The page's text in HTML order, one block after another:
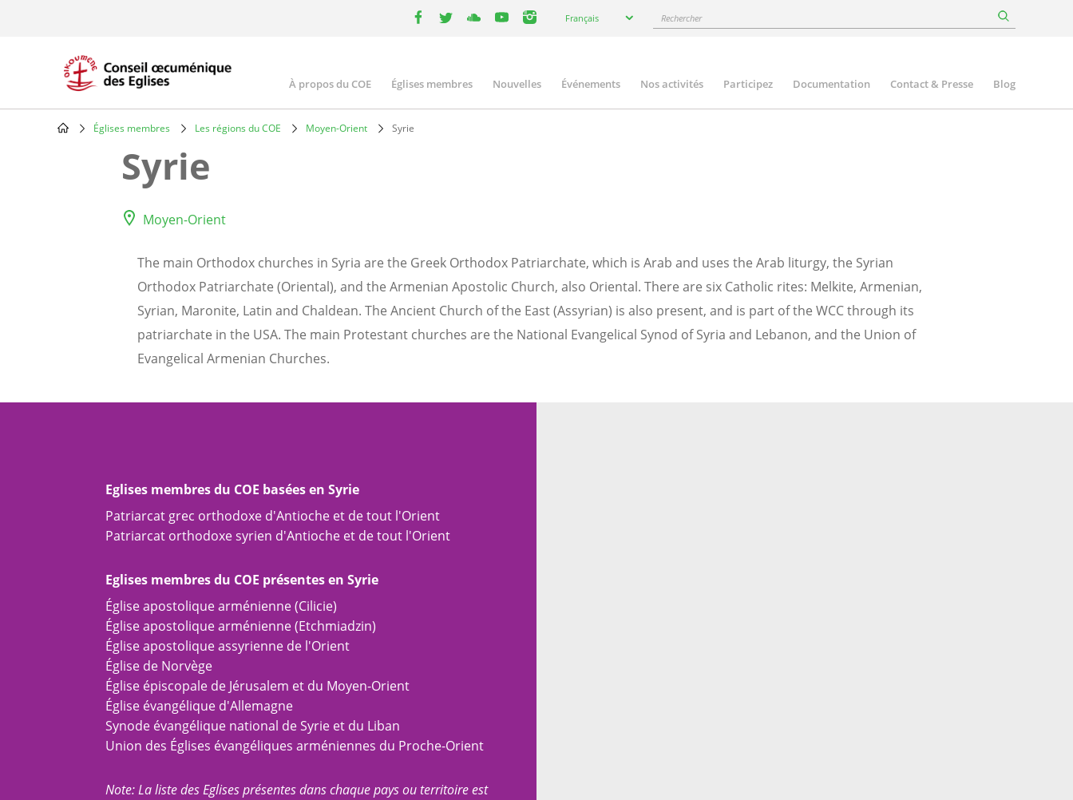
your
Français Rechercher
Main
navigation
À propos du COE Églises membres Nouvelles Événements Nos activités Participez Documentation Contact & Presse Blog
Breadcrumb
Églises membres Les régions du COE Moyen-Orient Syrie
Syrie
Moyen-Orient
The main Orthodox churches in Syria are the Greek Orthodox Patriarchate, which is Arab and uses the Arab liturgy, the Syrian
Orthodox Patriarchate (Oriental), and the Armenian Apostolic Church, also Oriental. There are six Catholic rites: Melkite, Armenian,
Syrian, Maronite, Latin and Chaldean. The Ancient Church of the East (Assyrian) is also present, and is part of the WCC through its
patriarchate in the USA. The main Protestant churches are the National Evangelical Synod of Syria and Lebanon, and the Union of
Evangelical Armenian Churches.
Eglises membres du COE basées en Syrie
Patriarcat grec orthodoxe d'Antioche et de tout l'Orient
Patriarcat orthodoxe syrien d'Antioche et de tout l'Orient
Eglises membres du COE présentes en Syrie
Église apostolique arménienne (Cilicie)
Église apostolique arménienne (Etchmiadzin)
Église apostolique assyrienne de l'Orient
Église de Norvège
Église épiscopale de Jérusalem et du Moyen-Orient
Église évangélique d'Allemagne
Synode évangélique national de Syrie et du Liban
Union des Églises évangéliques arméniennes du Proche-Orient
Note: La liste des Eglises présentes dans chaque pays ou territoire est